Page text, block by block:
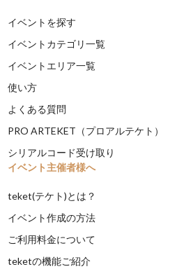
イベントを探す
イベントカテゴリ一覧
イベントエリア一覧
使い方
よくある質問
PRO ARTEKET（プロアルテケト）
シリアルコード受け取り
イベント主催者様へ
teket(テケト)とは？
イベント作成の方法
ご利用料金について
teketの機能ご紹介